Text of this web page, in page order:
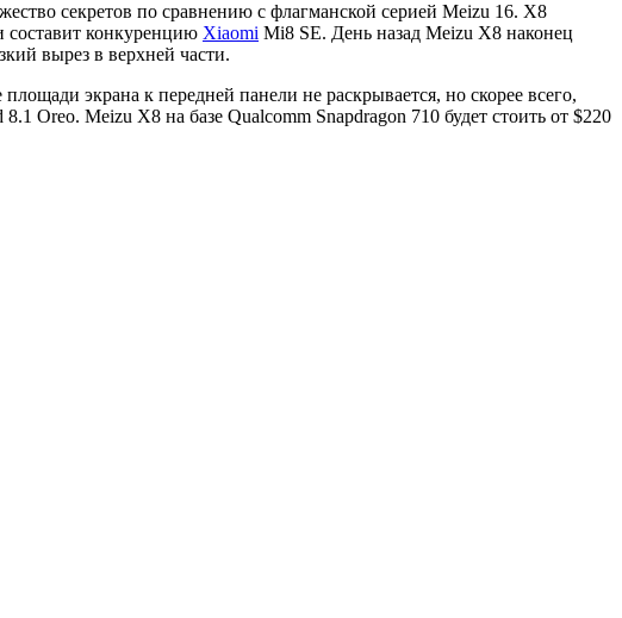
секретов по сравнению с флагманской серией Meizu 16. X8
составит конкуренцию Xiaomi Mi8 SE. День назад Meizu X8 наконец
вырез в верхней части.
экрана к передней панели не раскрывается, но скорее всего,
Oreo. Meizu X8 на базе Qualcomm Snapdragon 710 будет стоить от $220